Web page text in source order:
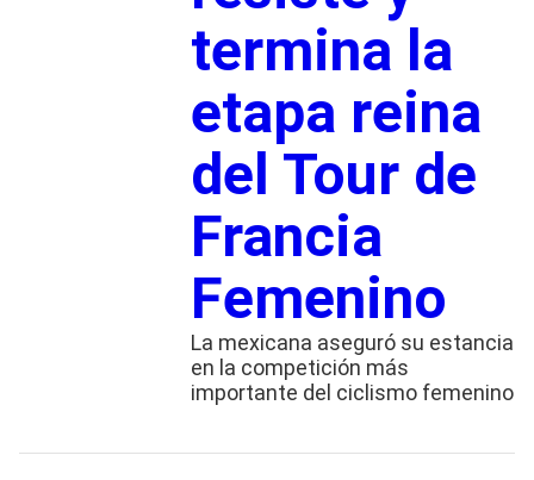
termina la
etapa reina
del Tour de
Francia
Femenino
La mexicana aseguró su estancia
en la competición más
importante del ciclismo femenino